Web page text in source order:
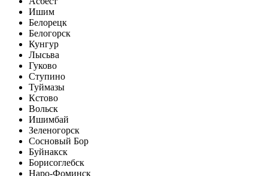
Ишим
Белорецк
Белогорск
Кунгур
Лысьва
Гуково
Ступино
Туймазы
Кстово
Вольск
Ишимбай
Зеленогорск
Сосновый Бор
Буйнакск
Борисоглебск
Наро-Фоминск